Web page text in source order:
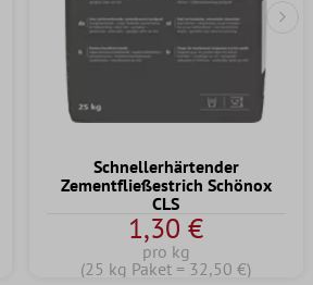
Schnellerhärtender
Zementfließestrich Schönox
CLS
1,30 €
pro kg
(25 kg Paket = 32,50 €)